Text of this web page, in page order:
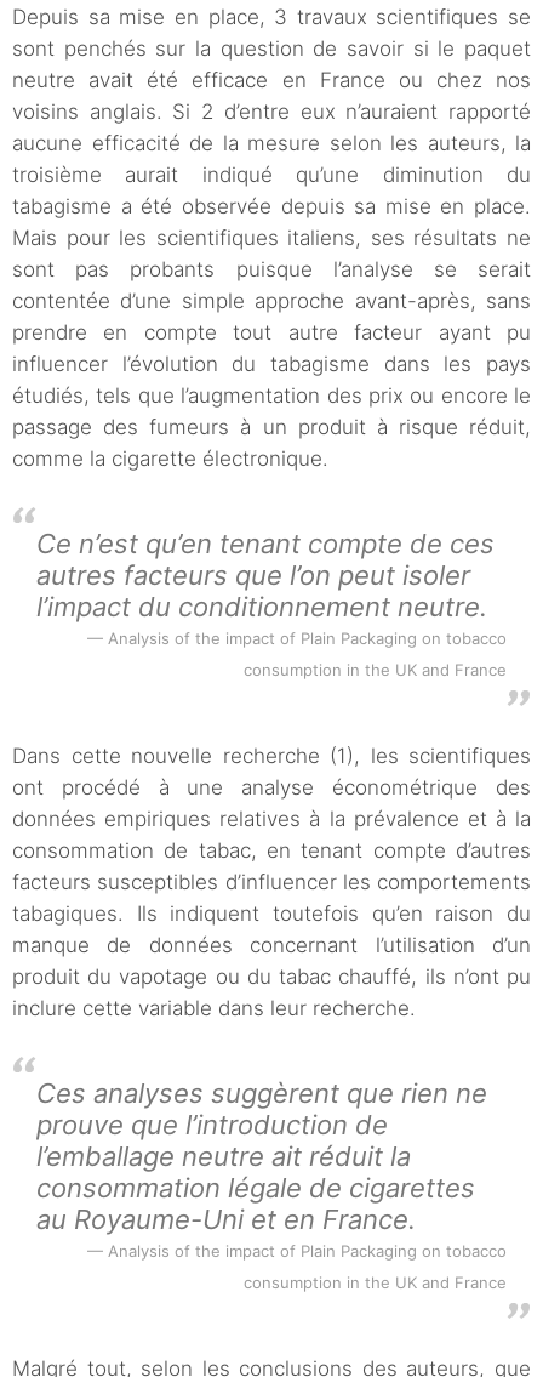
Depuis sa mise en place, 3 travaux scientifiques se
sont penchés sur la question de savoir si le paquet
neutre avait été efficace en France ou chez nos
voisins anglais. Si 2 d’entre eux n’auraient rapporté
aucune efficacité de la mesure selon les auteurs, la
troisième aurait indiqué qu’une diminution du
tabagisme a été observée depuis sa mise en place.
Mais pour les scientifiques italiens, ses résultats ne
sont pas probants puisque l’analyse se serait
contentée d’une simple approche avant-après, sans
prendre en compte tout autre facteur ayant pu
influencer l’évolution du tabagisme dans les pays
étudiés, tels que l’augmentation des prix ou encore le
passage des fumeurs à un produit à risque réduit,
comme la cigarette électronique.
Ce n’est qu’en tenant compte de ces
autres facteurs que l’on peut isoler
l’impact du conditionnement neutre.
Analysis of the impact of Plain Packaging on tobacco
consumption in the UK and France
Dans cette nouvelle recherche (1), les scientifiques
ont procédé à une analyse économétrique des
données empiriques relatives à la prévalence et à la
consommation de tabac, en tenant compte d’autres
facteurs susceptibles d’influencer les comportements
tabagiques. Ils indiquent toutefois qu’en raison du
manque de données concernant l’utilisation d’un
produit du vapotage ou du tabac chauffé, ils n’ont pu
inclure cette variable dans leur recherche.
Ces analyses suggèrent que rien ne
prouve que l’introduction de
l’emballage neutre ait réduit la
consommation légale de cigarettes
au Royaume-Uni et en France.
Analysis of the impact of Plain Packaging on tobacco
consumption in the UK and France
Malgré tout, selon les conclusions des auteurs, que